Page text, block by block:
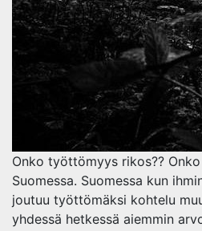
Onko työttömyys rikos??
Suomessa. Suomessa kun
joutuu työttömäksi kohtelu
yhdessä hetkessä aiemmin